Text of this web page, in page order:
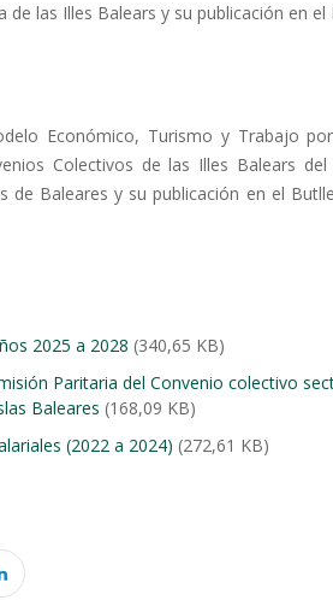
las Illes Balears y su publicación en
Económico, Turismo y Trabajo
Colectivos de las Illes Balears
de Baleares y su publicación en el
2025 a 2028 (340,65 KB)
Paritaria del Convenio colectivo
Baleares (168,09 KB)
(2022 a 2024) (272,61 KB)